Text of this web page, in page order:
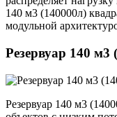
140 м3 (140000л)
модульной
Резервуар 140
Резервуар 140 м3